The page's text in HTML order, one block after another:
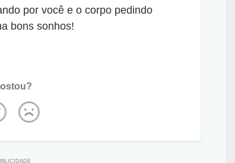
por você e o corpo pedindo
bons sonhos!